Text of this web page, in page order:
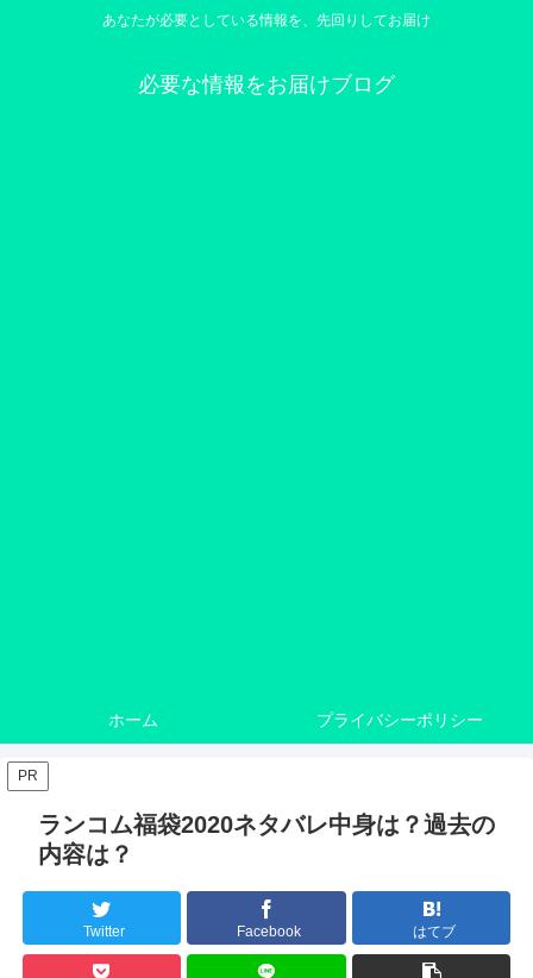
あなたが必要としている情報を、先回りしてお届け
必要な情報をお届けブログ
ホーム プライバシーポリシー
PR
ランコム福袋2020ネタバレ中身は？過去の
内容は？
Twitter Facebook はてブ